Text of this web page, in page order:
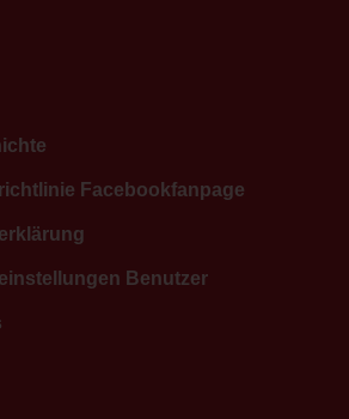
Facebookfanpage
Benutzer